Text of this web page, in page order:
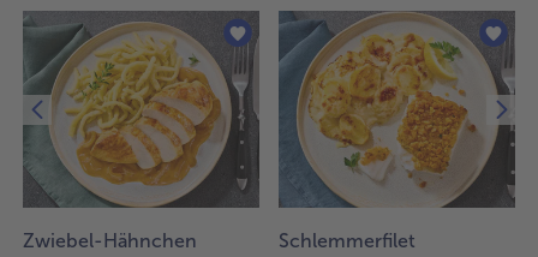
Zwiebel-Hähnchen
Schlemmerfilet